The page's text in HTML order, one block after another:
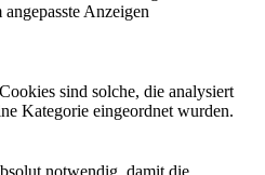
Anzeigen
sind solche, die analysiert
Kategorie eingeordnet wurden.